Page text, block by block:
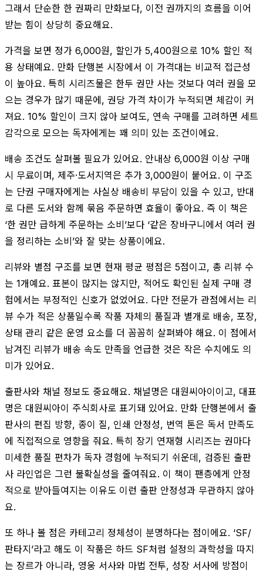
그래서 단순한 한 권짜리 만화보다, 이전 권까지의 흐름을 이어
받는 힘이 상당히 중요해요.
가격을 보면 정가 6,000원, 할인가 5,400원으로 10% 할인 적
용 상태예요. 만화 단행본 시장에서 이 가격대는 비교적 접근성
이 높아요. 특히 시리즈물은 한두 권만 사는 것보다 여러 권을 모
으는 경우가 많기 때문에, 권당 가격 차이가 누적되면 체감이 커
져요. 10% 할인이 크지 않아 보여도, 연속 구매를 고려하면 세트
감각으로 모으는 독자에게는 꽤 의미 있는 조건이에요.
배송 조건도 살펴볼 필요가 있어요. 안내상 6,000원 이상 구매
시 무료이며, 제주·도서지역은 추가 3,000원이 붙어요. 이 구조
는 단권 구매자에게는 사실상 배송비 부담이 있을 수 있고, 반대
로 다른 도서와 함께 묶음 주문하면 효율이 좋아요. 즉 이 책은
‘한 권만 급하게 주문하는 소비’보다 ‘같은 장바구니에서 여러 권
을 정리하는 소비’와 잘 맞는 상품이에요.
리뷰와 별점 구조를 보면 현재 평균 평점은 5점이고, 총 리뷰 수
는 1개예요. 표본이 많지는 않지만, 적어도 확인된 실제 구매 경
험에서는 부정적인 신호가 없었어요. 다만 전문가 관점에서는 리
뷰 수가 적은 상품일수록 작품 자체의 품질과 별개로 배송, 포장,
상태 관리 같은 운영 요소를 더 꼼꼼히 살펴봐야 해요. 이 점에서
남겨진 리뷰가 배송 속도 만족을 언급한 것은 작은 수치에도 의
미가 있어요.
출판사와 채널 정보도 중요해요. 채널명은 대원씨아이이고, 대표
명은 대원씨아이 주식회사로 표기돼 있어요. 만화 단행본에서 출
판사의 편집 방향, 종이 질, 인쇄 안정성, 번역 톤은 독서 만족도
에 직접적으로 영향을 줘요. 특히 장기 연재형 시리즈는 권마다
미세한 품질 편차가 독자 경험에 누적되기 쉬운데, 검증된 출판
사 라인업은 그런 불확실성을 줄여줘요. 이 책이 팬층에게 안정
적으로 받아들여지는 이유도 이런 출판 안정성과 무관하지 않아
요.
또 하나 볼 점은 카테고리 정체성이 분명하다는 점이에요. ‘SF/
판타지’라고 해도 이 작품은 하드 SF처럼 설정의 과학성을 따지
는 장르가 아니라, 영웅 서사와 마법 전투, 성장 서사에 방점이